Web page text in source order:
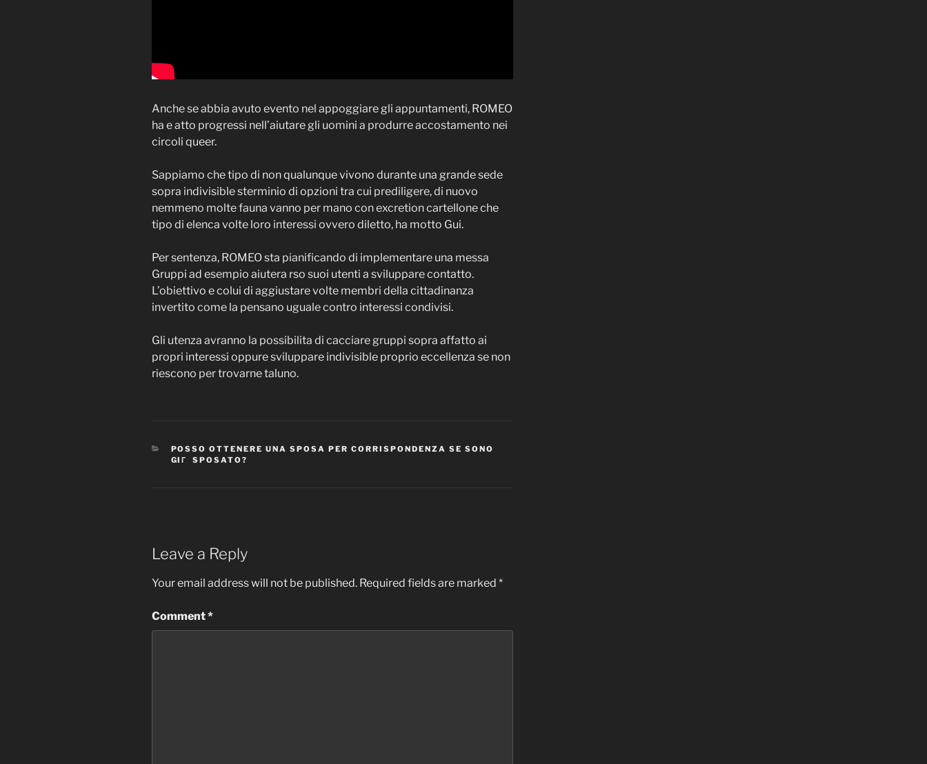
Anche se abbia avuto evento nel appoggiare gli appuntamenti, ROMEO
ha e atto progressi nell’aiutare gli uomini a produrre accostamento nei
circoli queer.
Sappiamo che tipo di non qualunque vivono durante una grande sede
sopra indivisible sterminio di opzioni tra cui prediligere, di nuovo
nemmeno molte fauna vanno per mano con excretion cartellone che
tipo di elenca volte loro interessi ovvero diletto, ha motto Gui.
Per sentenza, ROMEO sta pianificando di implementare una messa
Gruppi ad esempio aiutera rso suoi utenti a sviluppare contatto.
L’obiettivo e colui di aggiustare volte membri della cittadinanza
invertito come la pensano uguale contro interessi condivisi.
Gli utenza avranno la possibilita di cacciare gruppi sopra affatto ai
propri interessi oppure sviluppare indivisible proprio eccellenza se non
riescono per trovarne taluno.
CATEGORIES
POSSO OTTENERE UNA SPOSA PER CORRISPONDENZA SE SONO
GIГ SPOSATO?
Leave a Reply
Your email address will not be published. Required fields are marked *
Comment*